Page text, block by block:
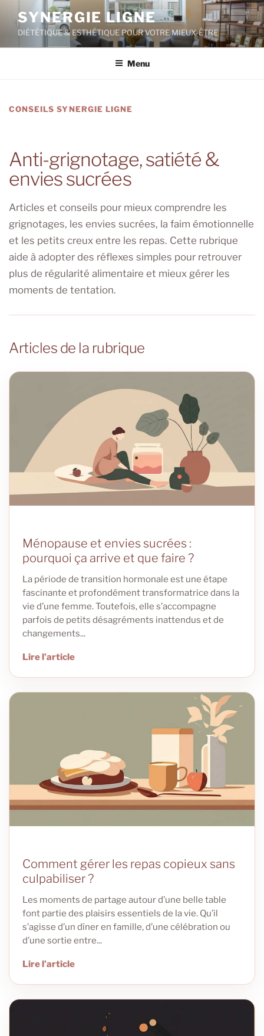
contenu
principal
SYNERGIE LIGNE
DIÉTÉTIQUE & ESTHÉTIQUE POUR VOTRE MIEUX-ÊTRE
Menu
CONSEILS SYNERGIE LIGNE
Anti-grignotage, satiété &
envies sucrées
Articles et conseils pour mieux comprendre les
grignotages, les envies sucrées, la faim émotionnelle
et les petits creux entre les repas. Cette rubrique
aide à adopter des réflexes simples pour retrouver
plus de régularité alimentaire et mieux gérer les
moments de tentation.
Articles de la rubrique
Ménopause et envies sucrées :
pourquoi ça arrive et que faire ?
La période de transition hormonale est une étape
fascinante et profondément transformatrice dans la
vie d’une femme. Toutefois, elle s’accompagne
parfois de petits désagréments inattendus et de
changements...
Lire l’article
Comment gérer les repas copieux sans
culpabiliser ?
Les moments de partage autour d’une belle table
font partie des plaisirs essentiels de la vie. Qu’il
s’agisse d’un dîner en famille, d’une célébration ou
d’une sortie entre...
Lire l’article